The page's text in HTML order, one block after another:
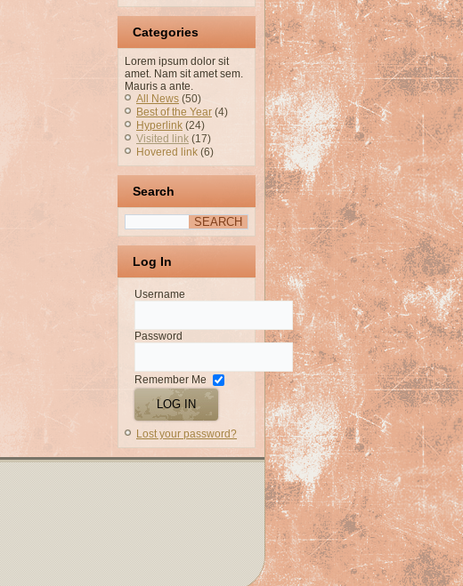
Categories
Lorem ipsum dolor sit
amet. Nam sit amet sem.
Mauris a ante.
All News (50)
Best of the Year (4)
Hyperlink (24)
Visited link (17)
Hovered link (6)
Search
Log In
Username
Password
Remember Me
Lost your password?